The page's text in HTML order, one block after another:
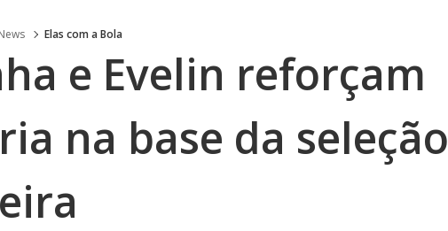
Elas com a Bola
e Evelin reforçam
na base da seleção